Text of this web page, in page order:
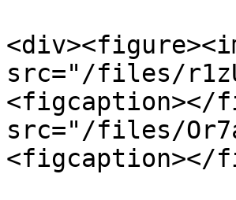
src="/files/
<figcaption></
src="/files/
<figcaption></